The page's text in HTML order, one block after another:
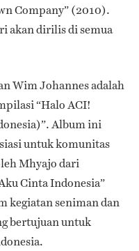
Company”(2010).
akan dirilis di semua
Wim Johannes adalah
“Halo ACI!
Album ini
untuk komunitas
Mhyajo dari
Cinta Indonesia”
kegiatan seniman dan
bertujuan untuk